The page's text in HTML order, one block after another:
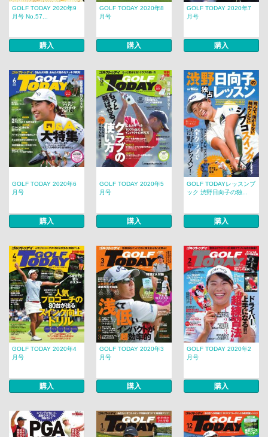
GOLF TODAY 2020年9
月号 No.57...
購入
GOLF TODAY 2020年8
月号
購入
GOLF TODAY 2020年7
月号
購入
GOLF TODAY 2020年6
月号
購入
GOLF TODAY 2020年5
月号
購入
GOLF TODAYレッスンブ
ック 渋野日向子の独...
購入
GOLF TODAY 2020年4
月号
購入
GOLF TODAY 2020年3
月号
購入
GOLF TODAY 2020年2
月号
購入